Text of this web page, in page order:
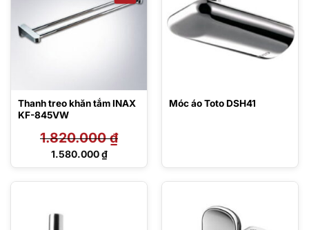
Thanh treo khăn tắm INAX
KF-845VW
1.820.000₫
Giá
1.580.000₫
Giá
Móc áo Toto DSH41